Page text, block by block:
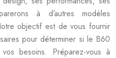
à d’autres modèles
objectif est de vous fournir
pour déterminer si le B60
besoins. Préparez-vous à